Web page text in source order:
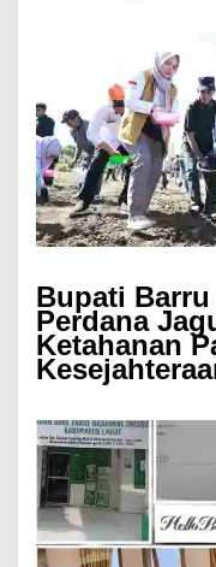
Bupati Barru
Perdana
Ketahanan